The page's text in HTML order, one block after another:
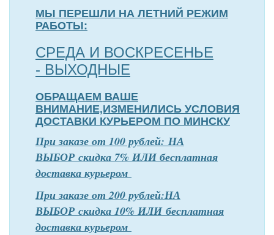
МЫ ПЕРЕШЛИ НА ЛЕТНИЙ РЕЖИМ
РАБОТЫ:
СРЕДА И ВОСКРЕСЕНЬЕ
- ВЫХОДНЫЕ
ОБРАЩАЕМ ВАШЕ
ВНИМАНИЕ,ИЗМЕНИЛИСЬ УСЛОВИЯ
ДОСТАВКИ КУРЬЕРОМ ПО МИНСКУ
При заказе от 100 рублей: НА
ВЫБОР скидка 7% ИЛИ бесплатная
доставка курьером
При заказе от 200 рублей:НА
ВЫБОР скидка 10% ИЛИ бесплатная
доставка курьером